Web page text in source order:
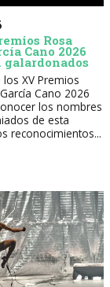
Rosa
Cano 2026
XV Premios
Cano 2026
los nombres
de esta
reconocimientos...